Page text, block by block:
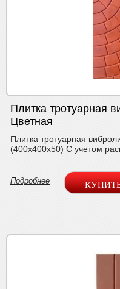
Плитка тротуарная
Цветная
Плитка тротуарная
(400х400х50) С учетом
Подробнее